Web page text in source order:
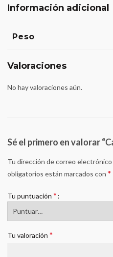
Información adicional
Peso
Valoraciones
No hay valoraciones aún.
Sé el primero en valorar
Tu dirección de correo electrónico
obligatorios están marcados con *
Tu puntuación *
Tu valoración *